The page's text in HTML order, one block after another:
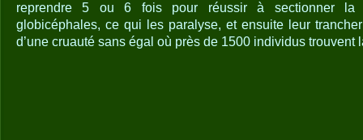
reprendre 5 ou 6 fois pour réussir à sectionner la
globicéphales, ce qui les paralyse, et ensuite leur
d’une cruauté sans égal où près de 1500 individus trouvent